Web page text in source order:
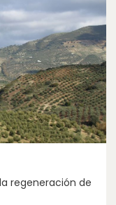
regeneración de